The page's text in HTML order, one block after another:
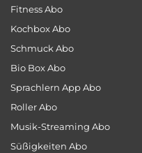
Fitness Abo
Kochbox Abo
Schmuck Abo
Bio Box Abo
Sprachlern App Abo
Roller Abo
Musik-Streaming Abo
Süßigkeiten Abo